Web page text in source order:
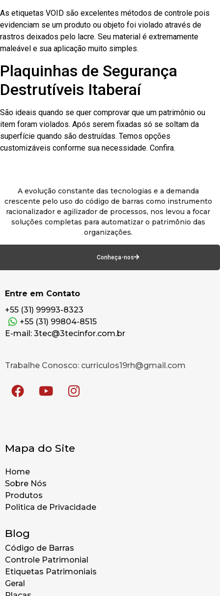
As etiquetas VOID são excelentes métodos de controle pois
evidenciam se um produto ou objeto foi violado através de
rastros deixados pelo lacre. Seu material é extremamente
maleável e sua aplicação muito simples.
Plaquinhas de Segurança
Destrutíveis Itaberaí
São ideais quando se quer comprovar que um patrimônio ou
item foram violados. Após serem fixadas só se soltam da
superfície quando são destruídas. Temos opções
customizáveis conforme sua necessidade. Confira.
A evolução constante das tecnologias e a demanda
crescente pelo uso do código de barras como instrumento
racionalizador e agilizador de processos, nos levou a focar
soluções completas para automatizar o patrimônio das
organizações.
Conheça-nos
Entre em Contato
+55 (31) 99993-8323
+55 (31) 99804-8515
E-mail: 3tec@3tecinfor.com.br
Trabalhe Conosco: curriculos19rh@gmail.com
Mapa do Site
Home
Sobre Nós
Produtos
Politica de Privacidade
Blog
Código de Barras
Controle Patrimonial
Etiquetas Patrimoniais
Geral